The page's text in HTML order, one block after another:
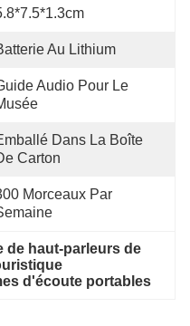
Au Lithium
Audio Pour Le
Dans La Boîte
Carton
Morceaux Par
de haut-parleurs de
d'écoute portables